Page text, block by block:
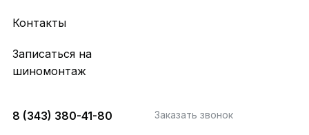
Контакты
Записаться на
шиномонтаж
8 (343) 380-41-80 Заказать звонок